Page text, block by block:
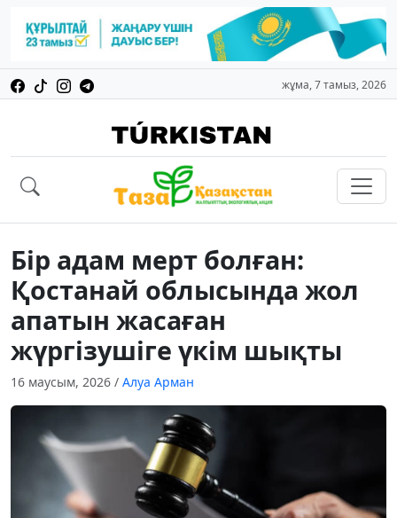
жұма, 7 тамыз, 2026
Бір адам мерт болған:
Қостанай облысында жол
апатын жасаған
жүргізушіге үкім шықты
16 маусым, 2026 / Алуа Арман